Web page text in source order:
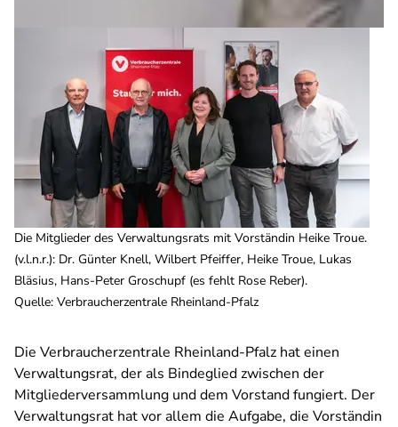
Die Mitglieder des Verwaltungsrats mit Vorständin Heike Troue.
(v.l.n.r.): Dr. Günter Knell, Wilbert Pfeiffer, Heike Troue, Lukas
Bläsius, Hans-Peter Groschupf (es fehlt Rose Reber).
Quelle: Verbraucherzentrale Rheinland-Pfalz
Die Verbraucherzentrale Rheinland-Pfalz hat einen
Verwaltungsrat, der als Bindeglied zwischen der
Mitgliederversammlung und dem Vorstand fungiert. Der
Verwaltungsrat hat vor allem die Aufgabe, die Vorständin